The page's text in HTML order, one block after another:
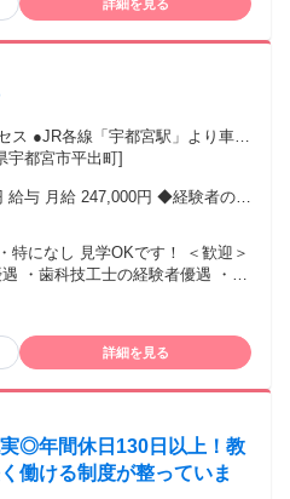
詳細を見る
宇都宮市平出町]
給 247,000円 ◆経験者の場
きます。 ■昇給あり ■賞
与あり（年3回） ※業績による ■交通費支給（20,000円上限）
責
詳細を見る
◎年間休日130日以上！教
働ける制度が整っていま